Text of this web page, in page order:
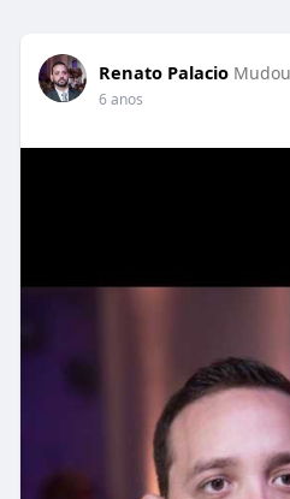
Renato Palacio
6 anos